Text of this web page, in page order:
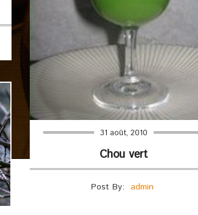
31 août, 2010
Chou vert
Post By: admin